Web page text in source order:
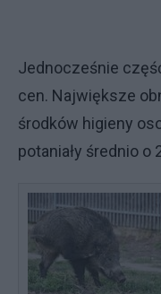
Jednocześnie
cen. Największe
środków higieny
potaniały średnio o